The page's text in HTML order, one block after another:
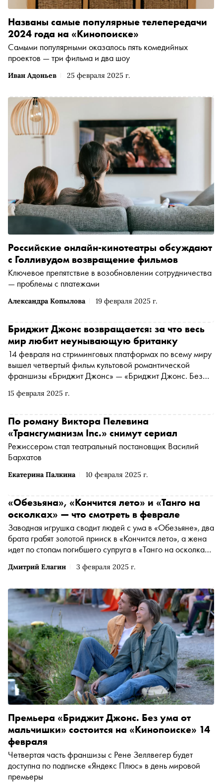
Иван Адоньев 25 февраля 2025 г.
Названы самые популярные телепередачи
2024 года на «Кинопоиске»
Самыми популярными оказалось пять комедийных
проектов — три фильма и два шоу
Александра Копылова 19 февраля 2025 г.
Российские онлайн-кинотеатры обсуждают
с Голливудом возвращение фильмов
Ключевое препятствие в возобновлении сотрудничества
— проблемы с платежами
15 февраля 2025 г.
Бриджит Джонс возвращается: за что весь
мир любит неунывающую британку
14 февраля на стриминговых платформах по всему миру
вышел четвертый фильм культовой романтической
франшизы «Бриджит Джонс» — «Бриджит Джонс. Без
помощи знаковых сцен и крылатых фраз из предыдущих
неунывающей блондинки
Екатерина Палкина 10 февраля 2025 г.
По роману Виктора Пелевина
«Трансгуманизм Inc.» снимут сериал
Режиссером стал театральный постановщик Василий
Бархатов
Дмитрий Елагин 3 февраля 2025 г.
«Обезьяна», «Кончится лето» и «Танго на
осколках» — что смотреть в феврале
Заводная игрушка сводит людей с ума в «Обезьяне», два
брата грабят золотой прииск в «Кончится лето», а жена
идет по стопам погибшего супруга в «Танго на осколках»
Премьера «Бриджит Джонс. Без ума от
мальчишки» состоится на «Кинопоиске» 14
февраля
Четвертая часть франшизы с Рене Зеллвегер будет
доступна по подписке «Яндекс Плюс» в день мировой
премьеры